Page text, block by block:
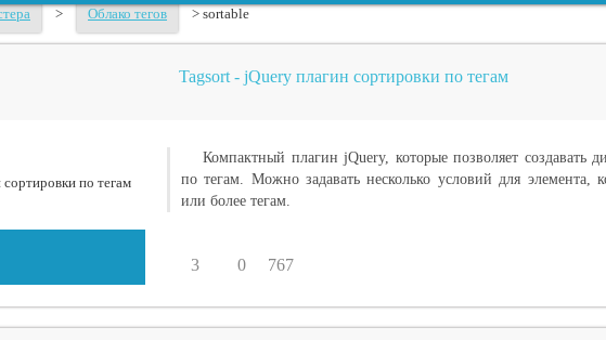
> Облако тегов > sortable
Tagsort - jQuery плагин сортировки по тегам
Компактный плагин jQuery, которые позволяет создавать
по тегам. Можно задавать несколько условий для элемента,
или более тегам.
3 0 767